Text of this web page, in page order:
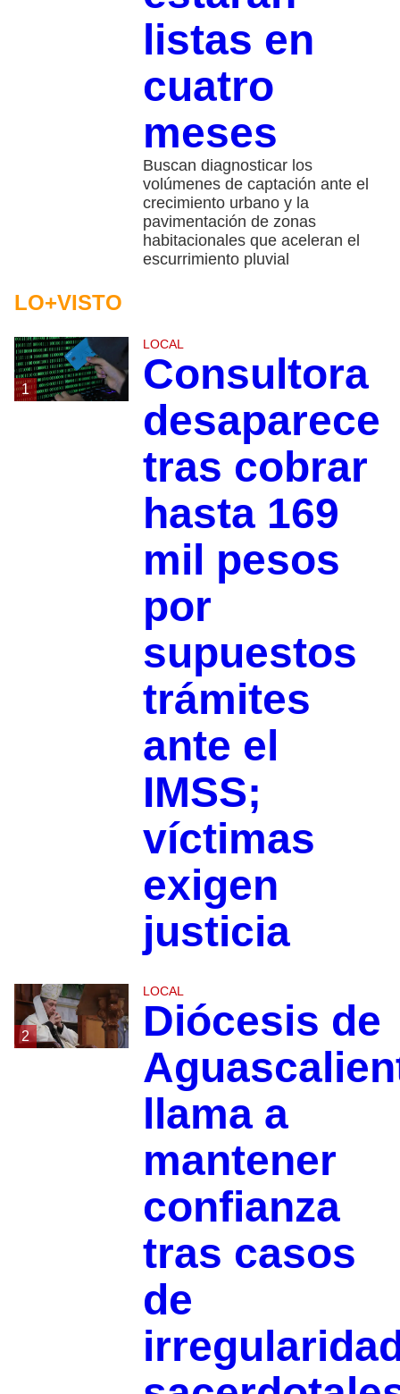
listas en
cuatro
meses
Buscan diagnosticar los
volúmenes de captación ante el
crecimiento urbano y la
pavimentación de zonas
habitacionales que aceleran el
escurrimiento pluvial
LO+VISTO
1
LOCAL
Consultora
desaparece
tras cobrar
hasta 169
mil pesos
por
supuestos
trámites
ante el
IMSS;
víctimas
exigen
justicia
2
LOCAL
Diócesis de
llama a
mantener
confianza
tras casos
de